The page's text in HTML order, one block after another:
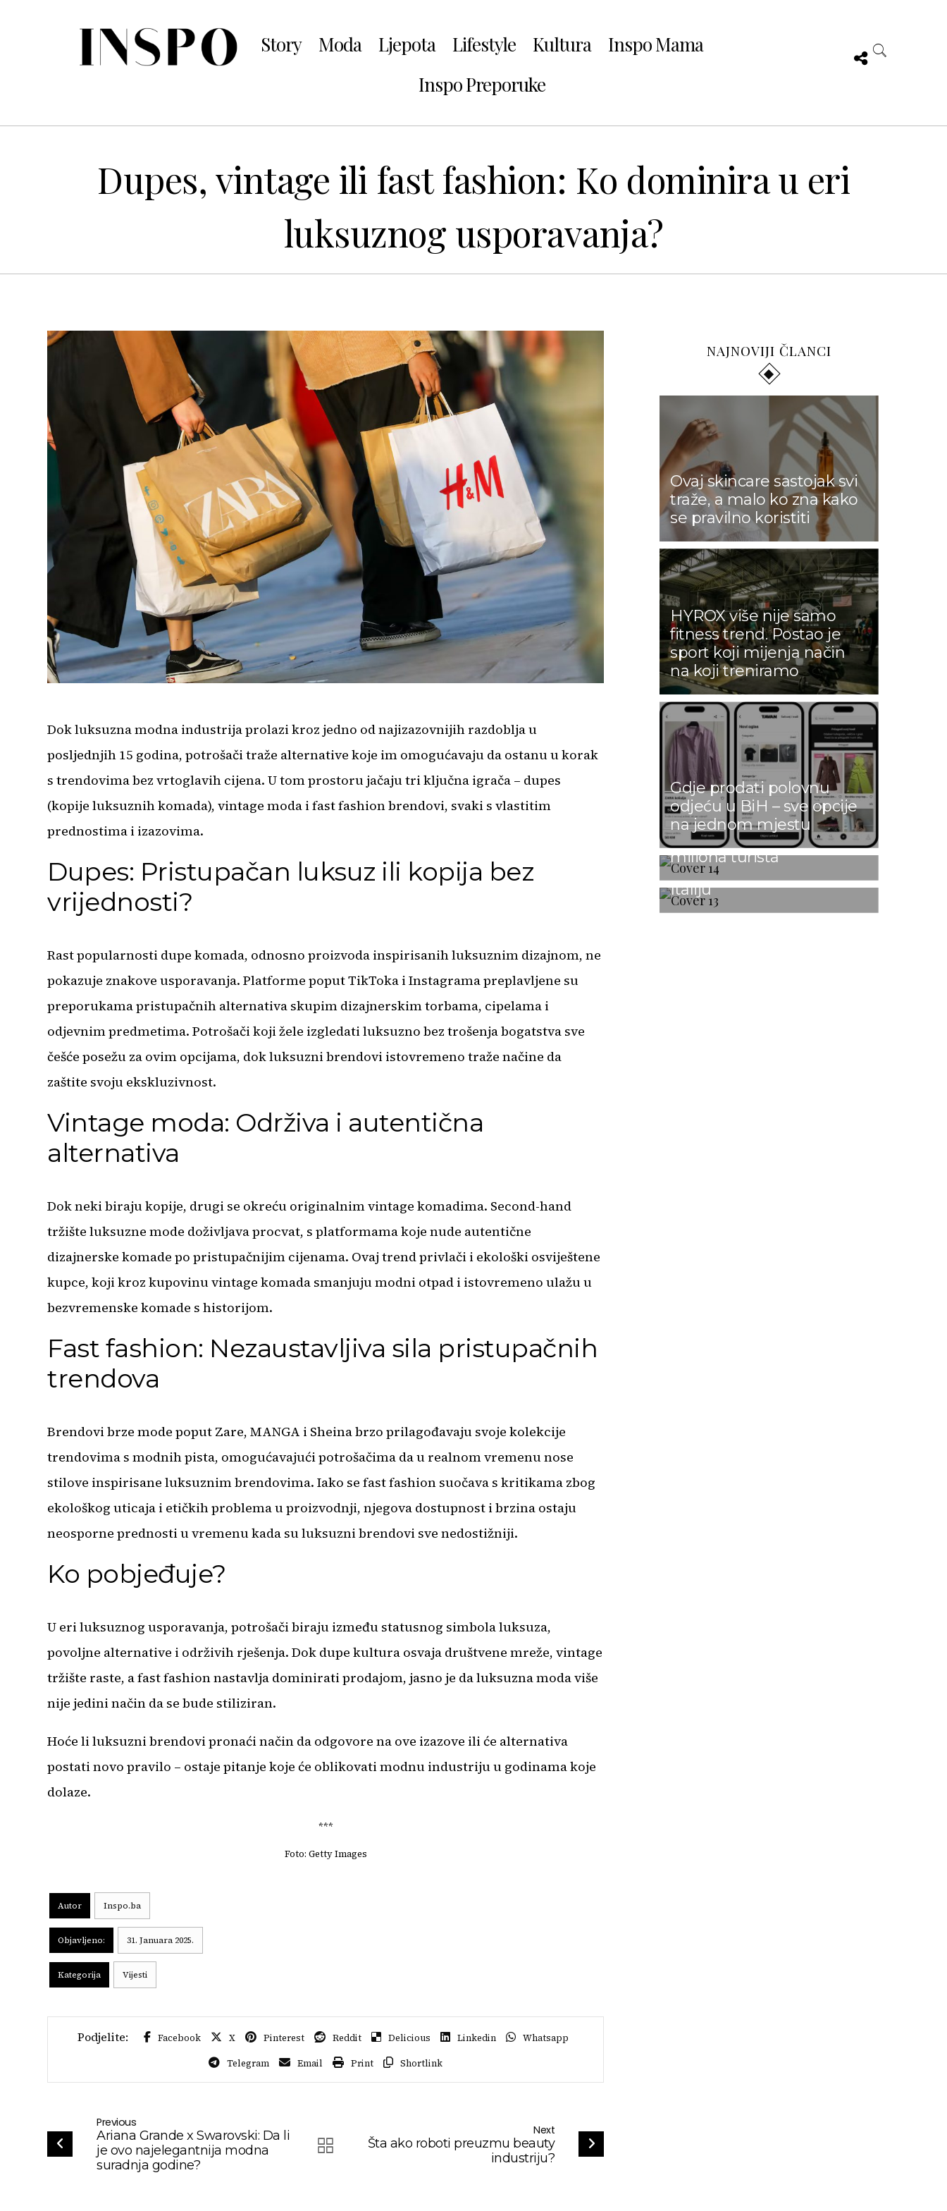
Story Moda Ljepota Lifestyle Kultura
Inspo Mama
Inspo Preporuke
Dupes, vintage ili fast fashion: Ko dominira u eri
luksuznog usporavanja?
Dok luksuzna modna industrija prolazi kroz jedno od najizazovnijih razdoblja u
posljednjih 15 godina, potrošači traže alternative koje im omogućavaju da ostanu u korak
s trendovima bez vrtoglavih cijena. U tom prostoru jačaju tri ključna igrača – dupes
(kopije luksuznih komada), vintage moda i fast fashion brendovi, svaki s vlastitim
prednostima i izazovima.
Dupes: Pristupačan luksuz ili kopija bez
vrijednosti?
Rast popularnosti dupe komada, odnosno proizvoda inspirisanih luksuznim dizajnom, ne
pokazuje znakove usporavanja. Platforme poput TikToka i Instagrama preplavljene su
preporukama pristupačnih alternativa skupim dizajnerskim torbama, cipelama i
odjevnim predmetima. Potrošači koji žele izgledati luksuzno bez trošenja bogatstva sve
češće posežu za ovim opcijama, dok luksuzni brendovi istovremeno traže načine da
zaštite svoju ekskluzivnost.
Vintage moda: Održiva i autentična
alternativa
Dok neki biraju kopije, drugi se okreću originalnim vintage komadima. Second-hand
tržište luksuzne mode doživljava procvat, s platformama koje nude autentične
dizajnerske komade po pristupačnijim cijenama. Ovaj trend privlači i ekološki osviještene
kupce, koji kroz kupovinu vintage komada smanjuju modni otpad i istovremeno ulažu u
bezvremenske komade s historijom.
Fast fashion: Nezaustavljiva sila pristupačnih
trendova
Brendovi brze mode poput Zare, MANGA i Sheina brzo prilagođavaju svoje kolekcije
trendovima s modnih pista, omogućavajući potrošačima da u realnom vremenu nose
stilove inspirisane luksuznim brendovima. Iako se fast fashion suočava s kritikama zbog
ekološkog uticaja i etičkih problema u proizvodnji, njegova dostupnost i brzina ostaju
neosporne prednosti u vremenu kada su luksuzni brendovi sve nedostižniji.
Ko pobjeđuje?
U eri luksuznog usporavanja, potrošači biraju između statusnog simbola luksuza,
povoljne alternative i održivih rješenja. Dok dupe kultura osvaja društvene mreže, vintage
tržište raste, a fast fashion nastavlja dominirati prodajom, jasno je da luksuzna moda više
nije jedini način da se bude stiliziran.
Hoće li luksuzni brendovi pronaći način da odgovore na ove izazove ili će alternativa
postati novo pravilo – ostaje pitanje koje će oblikovati modnu industriju u godinama koje
dolaze.
***
Foto: Getty Images
Autor Inspo.ba
Objavljeno: 31. Januara 2025.
Kategorija Vijesti
Facebook X Pinterest Reddit Delicious Linkedin Whatsapp
Telegram Email Print Shortlink
Previous
Ariana Grande x Swarovski: Da li
je ovo najelegantnija modna
suradnja godine?
Next
Šta ako roboti preuzmu beauty
industriju?
NAJNOVIJI ČLANCI
Ovaj skincare sastojak svi
traže, a malo ko zna kako
se pravilno koristiti
HYROX više nije samo
fitness trend. Postao je
sport koji mijenja način
na koji treniramo
Gdje prodati polovnu
odjeću u BiH – sve opcije
na jednom mjestu
Rusi, Nijemci i Britanci i
dalje najbrojniji: Turska u
prvih šest mjeseci 2026.
godine ugostila 25,8
miliona turista
GUSTO VAS ČASTI: Prvi
italijanski restoran u srcu
Travnika slavi svoj prvi
rođendan uz spektakl koji
će grad pretvoriti u malu
Italiju